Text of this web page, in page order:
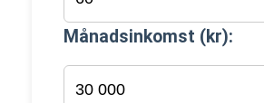
Månadsinkomst (kr):